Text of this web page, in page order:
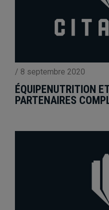
/ 8 septembre 2020
ÉQUIPENUTRITION
PARTENAIRES